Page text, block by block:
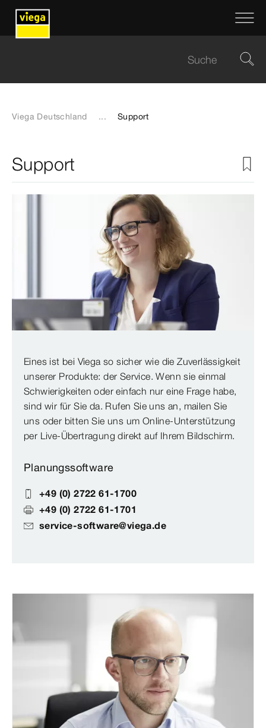
Viega Deutschland ... Support
Support
Eines ist bei Viega so sicher wie die Zuverlässigkeit
unserer Produkte: der Service. Wenn sie einmal
Schwierigkeiten oder einfach nur eine Frage habe,
sind wir für Sie da. Rufen Sie uns an, mailen Sie
uns oder bitten Sie uns um Online-Unterstützung
per Live-Übertragung direkt auf Ihrem Bildschirm.
Planungssoftware
+49 (0) 2722 61-1700
+49 (0) 2722 61-1701
service-software@viega.de